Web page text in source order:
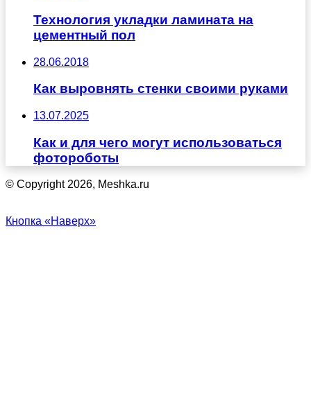
Технология укладки ламината на
цементный пол
28.06.2018
Как выровнять стенки своими руками
13.07.2025
Как и для чего могут использоваться
фотороботы
© Copyright 2026, Meshka.ru
Кнопка «Наверх»